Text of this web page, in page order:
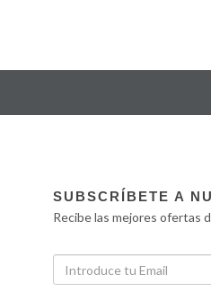
SUBSCRÍBETE A
Recibe las mejores ofertas